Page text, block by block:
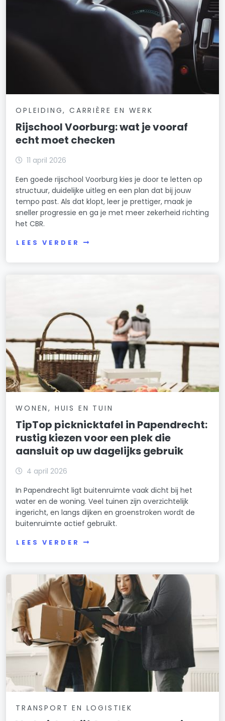
OPLEIDING, CARRIÈRE EN WERK
Rijschool Voorburg: wat je vooraf
echt moet checken
11 april 2026
Een goede rijschool Voorburg kies je door te letten op
structuur, duidelijke uitleg en een plan dat bij jouw
tempo past. Als dat klopt, leer je prettiger, maak je
sneller progressie en ga je met meer zekerheid richting
het CBR.
LEES VERDER
WONEN, HUIS EN TUIN
TipTop picknicktafel in Papendrecht:
rustig kiezen voor een plek die
aansluit op uw dagelijks gebruik
4 april 2026
In Papendrecht ligt buitenruimte vaak dicht bij het
water en de woning. Veel tuinen zijn overzichtelijk
ingericht, en langs dijken en groenstroken wordt de
buitenruimte actief gebruikt.
LEES VERDER
TRANSPORT EN LOGISTIEK